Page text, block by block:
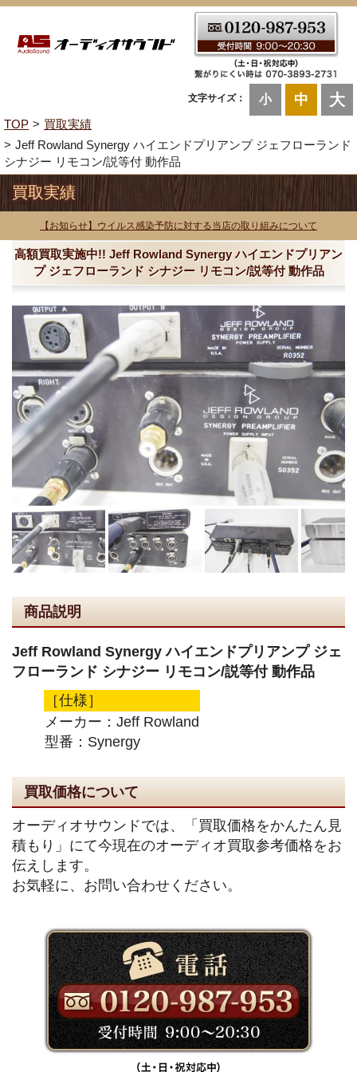
文字サイズ： 小 中 大
TOP
買取実績
Jeff Rowland Synergy ハイエンドプリアンプ ジェフローランド
シナジー リモコン/説等付 動作品
買取実績
【お知らせ】ウイルス感染予防に対する当店の取り組みについて
高額買取実施中!! Jeff Rowland Synergy ハイエンドプリアン
プ ジェフローランド シナジー リモコン/説等付 動作品
商品説明
Jeff Rowland Synergy ハイエンドプリアンプ ジェ
フローランド シナジー リモコン/説等付 動作品
［仕様］
メーカー：Jeff Rowland
型番：Synergy
買取価格について
オーディオサウンドでは、「買取価格をかんたん見
積もり」にて今現在のオーディオ買取参考価格をお
伝えします。
お気軽に、お問い合わせください。